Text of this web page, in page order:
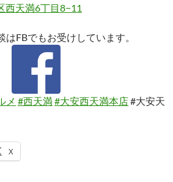
西天満6丁目8−11
はFBでもお受けしています。
メ #西天満#大安西天満本店#大安天
X